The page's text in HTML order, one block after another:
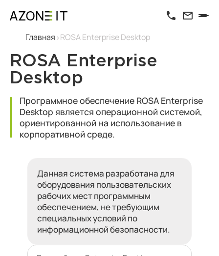
Главная ROSA Enterprise Desktop
ROSA Enterprise
Desktop
Программное обеспечение ROSA Enterprise
Desktop является операционной системой,
ориентированной на использование в
корпоративной среде.
Данная система разработана для
оборудования пользовательских
рабочих мест программным
обеспечением, не требующим
специальных условий по
информационной безопасности.